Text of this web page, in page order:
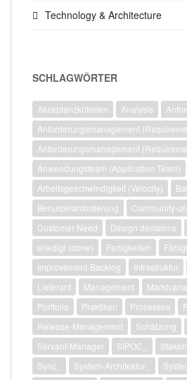
Technology & Architecture
SCHLAGWÖRTER
Akzeptanzkriterien Analysis
Anforderungsmanagement
Anforderungsmanagement
Anwendungsteam (Application Team)
Arbeitsgeschwindigkeit (Velocity)
Benutzeranforderung
Community-
Customer Need
Design decisions
erledigt (done)
Fertigkeiten
Improvement-Backlog
Infrastruktur
Lieferant
Management
Portfolio
Praktiken Processes
Release-Management
Schätzung
Servant-Manager
SIPOC_
Sync_
System-Architektur_